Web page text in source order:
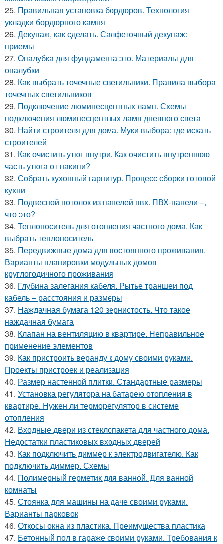
25. Правильная установка бордюров. Технология
укладки бордюрного камня
26. Декупаж, как сделать. Салфеточный декупаж:
приемы
27. Опалубка для фундамента это. Материалы для
опалубки
28. Как выбрать точечные светильники. Правила выбора
точечных светильников
29. Подключение люминесцентных ламп. Схемы
подключения люминесцентных ламп дневного света
30. Найти строителя для дома. Муки выбора: где искать
строителей
31. Как очистить утюг внутри. Как очистить внутреннюю
часть утюга от накипи?
32. Собрать кухонный гарнитур. Процесс сборки готовой
кухни
33. Подвесной потолок из панелей пвх. ПВХ-панели –,
что это?
34. Теплоноситель для отопления частного дома. Как
выбрать теплоноситель
35. Передвижные дома для постоянного проживания.
Варианты планировки модульных домов
круглогодичного проживания
36. Глубина залегания кабеля. Рытье траншеи под
кабель – расстояния и размеры
37. Наждачная бумага 120 зернистость. Что такое
наждачная бумага
38. Клапан на вентиляцию в квартире. Неправильное
применение элементов
39. Как пристроить веранду к дому своими руками.
Проекты пристроек и реализация
40. Размер настенной плитки. Стандартные размеры
41. Установка регулятора на батарею отопления в
квартире. Нужен ли терморегулятор в системе
отопления
42. Входные двери из стеклопакета для частного дома.
Недостатки пластиковых входных дверей
43. Как подключить диммер к электродвигателю. Как
подключить диммер. Схемы
44. Полимерный герметик для ванной. Для ванной
комнаты
45. Стоянка для машины на даче своими руками.
Варианты парковок
46. Откосы окна из пластика. Преимущества пластика
47. Бетонный пол в гараже своими руками. Требования к